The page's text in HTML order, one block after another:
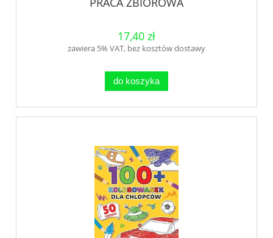
17,40 zł
zawiera 5% VAT, bez kosztów dostawy
do koszyka